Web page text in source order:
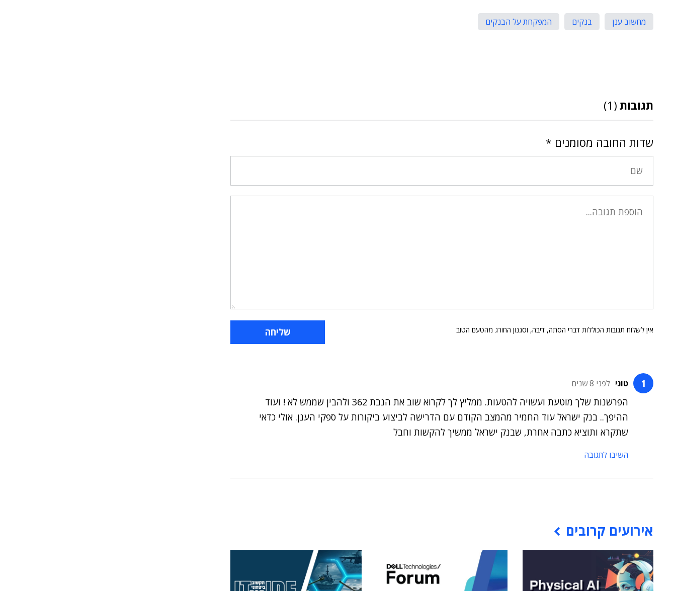
מחשוב ענן בנקים המפקחת על הבנקים
תגובות (1)
שדות החובה מסומנים *
אין לשלוח תגובות הכוללות דברי הסתה, דיבה, וסגנון החורג מהטעם הטוב
טוני לפני 8 שנים
הפרשנות שלך מוטעת ועשויה להטעות. ממליץ לך לקרוא שוב את הנבת 362 ולהבין שממש לא ! ועוד
ההיפך.. בנק ישראל עוד החמיר מהמצב הקודם עם הדרישה לביצוע ביקורות על ספקי הענן. אולי כדאי
שתקרא ותוציא כתבה אחרת, שבנק ישראל ממשיך להקשות וחבל
השיבו לתגובה
אירועים קרובים